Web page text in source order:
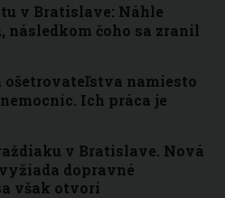
v Bratislave: Náhle
následkom čoho sa zranil
ošetrovateľstva namiesto
Ich práca je
v Bratislave. Nová
dopravné
však otvorí